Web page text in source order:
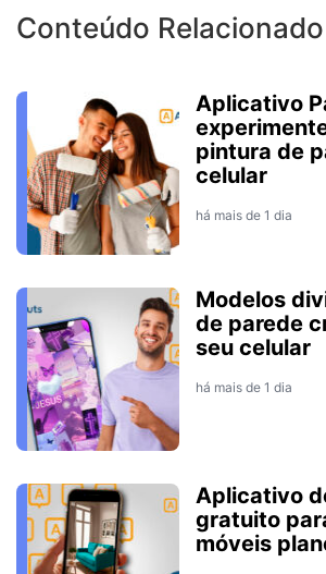
Conteúdo Relacionado
Aplicativo
pintura de
celular
há mais de 1 dia
Modelos
de parede
seu celular
há mais de 1 dia
Aplicativo
gratuito
móveis